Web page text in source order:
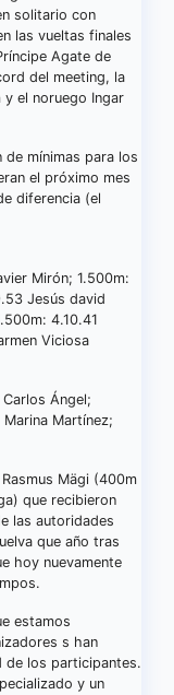
solitario con
las vueltas finales
Agate de
del meeting, la
y el noruego Ingar
de mínimas para los
el próximo mes
diferencia (el
Mirón; 1.500m:
Jesús david
4.10.41
Viciosa
Ángel;
Martínez;
Mägi (400m
que recibieron
las autoridades
que año tras
hoy nuevamente
estamos
s han
de los participantes.
y un